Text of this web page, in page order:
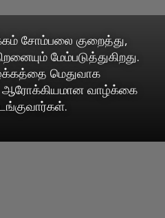
சோம்பலை குறைத்து,
மேம்படுத்துகிறது.
மெதுவாக
ஆரோக்கியமான வாழ்க்கை